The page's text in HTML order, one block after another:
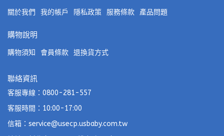
關於我們 我的帳戶 隱私政策 服務條款 產品問題
購物說明
購物須知 會員條款 退換貨方式
聯絡資訊
客服專線：0800-281-557
客服時間：10:00-17:00
信箱：service@usecp.usbaby.com.tw